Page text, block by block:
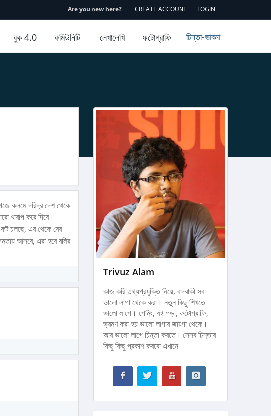
Are you new here? CREATE ACCOUNT LOGIN
চিন্তা-ভাবনা
বুক 4.0 কমিউনিটি লেখালেখি ফটোগ্রাফি
কলমে দরিদ্র দেশ থেকে
খারাপ করে দিবে।
চলছে, এর থেকে বের
আসবে, এরা হবে বলির
Trivuz Alam
কাজ করি তথ্যপ্রযুক্তি নিয়ে, বাদবাকী সব
ভালো লাগা থেকে করা। নতুন কিছু শিখতে
ভালো লাগে। গেমিং, বই পড়া, ফটোগ্রাফি,
ভ্রমণ করা হয় ভালো লাগার জায়গা থেকে।
আর ভালো লাগে চিন্তা করতে। সেসব চিন্তার
কিছু কিছু প্রকাশ করবো এখানে।